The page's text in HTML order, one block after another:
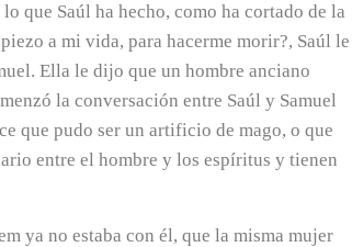
que Saúl ha hecho, como ha cortado de la
a mi vida, para hacerme morir?, Saúl le
Ella le dijo que un hombre anciano
la conversación entre Saúl y Samuel
que pudo ser un artificio de mago, o que
entre el hombre y los espíritus y tienen
ya no estaba con él, que la misma mujer